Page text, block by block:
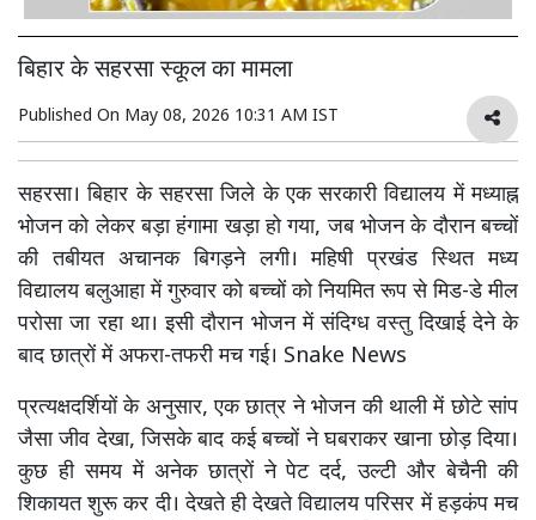
बिहार के सहरसा स्कूल का मामला
Published On May 08, 2026 10:31 AM IST
सहरसा। बिहार के सहरसा जिले के एक सरकारी विद्यालय में मध्याह्न
भोजन को लेकर बड़ा हंगामा खड़ा हो गया, जब भोजन के दौरान बच्चों
की तबीयत अचानक बिगड़ने लगी। महिषी प्रखंड स्थित मध्य
विद्यालय बलुआहा में गुरुवार को बच्चों को नियमित रूप से मिड-डे मील
परोसा जा रहा था। इसी दौरान भोजन में संदिग्ध वस्तु दिखाई देने के
बाद छात्रों में अफरा-तफरी मच गई। Snake News
प्रत्यक्षदर्शियों के अनुसार, एक छात्र ने भोजन की थाली में छोटे सांप
जैसा जीव देखा, जिसके बाद कई बच्चों ने घबराकर खाना छोड़ दिया।
कुछ ही समय में अनेक छात्रों ने पेट दर्द, उल्टी और बेचैनी की
शिकायत शुरू कर दी। देखते ही देखते विद्यालय परिसर में हड़कंप मच